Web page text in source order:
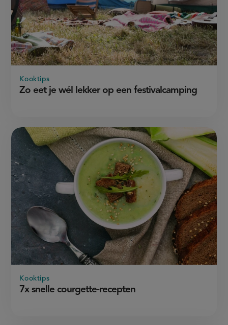
Zo eet je wél lekker op een festivalcamping
Kooktips
7x snelle courgette-recepten
Kooktips